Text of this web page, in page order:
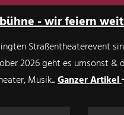
- wir feiern
Straßentheaterevent
2026 geht es umsonst &
Musik...Ganzer Artikel